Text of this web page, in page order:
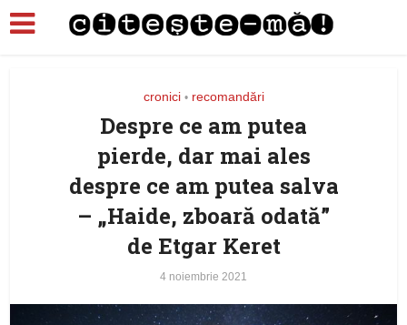
cronici • recomandări
Despre ce am putea
pierde, dar mai ales
despre ce am putea salva
– „Haide, zboară odată”
de Etgar Keret
4 noiembrie 2021